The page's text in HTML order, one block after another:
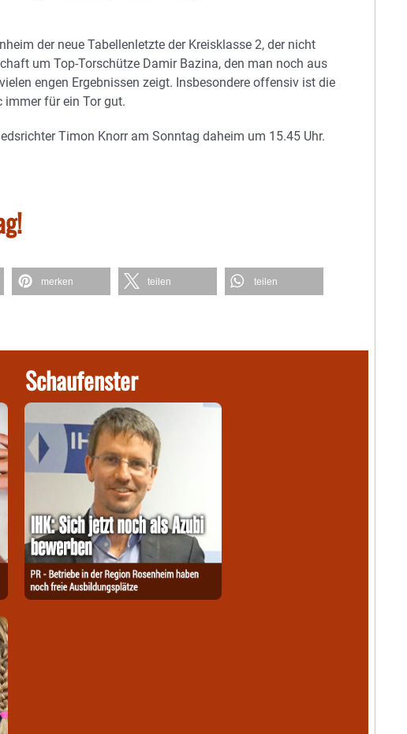
der neue Tabellenletzte der Kreisklasse 2, der nicht
um Top-Torschütze Damir Bazina, den man noch aus
engen Ergebnissen zeigt. Insbesondere offensiv ist die
für ein Tor gut.
Timon Knorr am Sonntag daheim um 15.45 Uhr.
merken teilen teilen
Schaufenster